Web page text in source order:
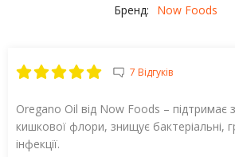
Бренд: Now Foods
7 Відгуків
Oregano Oil від Now Foods – підтримає
кишкової флори, знищує бактеріальні,
інфекції.